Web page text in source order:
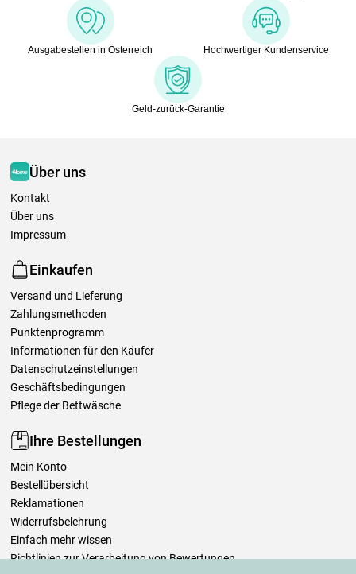
Ausgabestellen in Österreich Hochwertiger Kundenservice
Geld-zurück-Garantie
Über uns
Kontakt
Über uns
Impressum
Einkaufen
Versand und Lieferung
Zahlungsmethoden
Punktenprogramm
Informationen für den Käufer
Datenschutzeinstellungen
Geschäftsbedingungen
Pflege der Bettwäsche
Ihre Bestellungen
Mein Konto
Bestellübersicht
Reklamationen
Widerrufsbelehrung
Einfach mehr wissen
Richtlinien zur Verarbeitung von Bewertungen